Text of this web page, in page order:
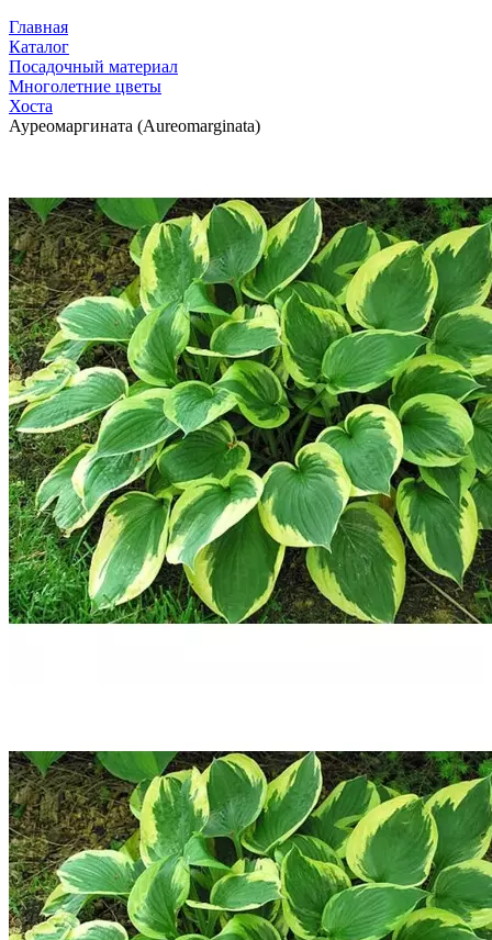
Главная
Каталог
Посадочный материал
Многолетние цветы
Хоста
Ауреомаргината (Aureomarginata)